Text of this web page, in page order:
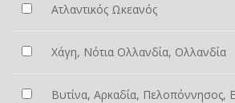
Ατλαντικός Ωκεανός
Χάγη, Νότια Ολλανδία, Ολλανδία
Βυτίνα, Αρκαδία, Πελοπόννησος,